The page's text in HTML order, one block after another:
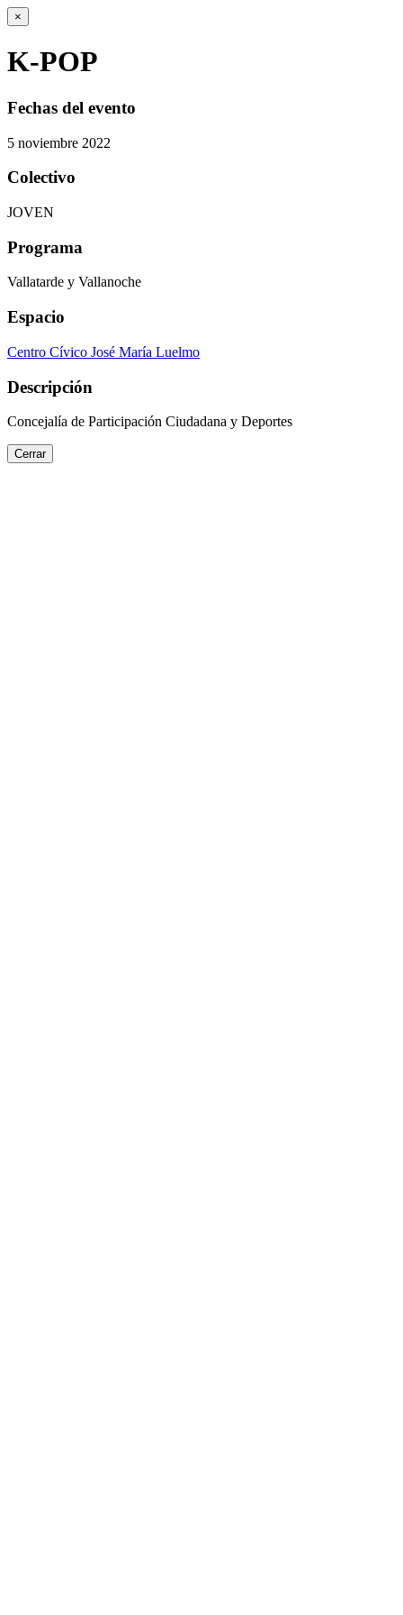
×
K-POP
Fechas del evento
5 noviembre 2022
Colectivo
JOVEN
Programa
Vallatarde y Vallanoche
Espacio
Centro Cívico José María Luelmo
Descripción
Concejalía de Participación Ciudadana y Deportes
Cerrar